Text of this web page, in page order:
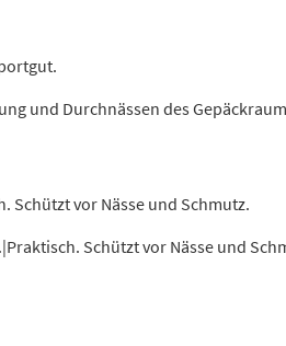
und Durchnässen des
vor Nässe und Schmutz.
Schützt vor Nässe und